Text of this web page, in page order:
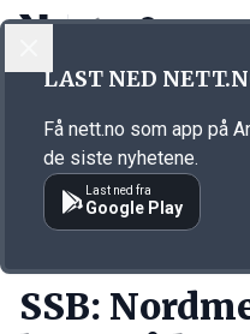
Annonsørinnhold
SSB:
LAST NED
Få nett.no som app på
de siste nyhetene.
Last ned fra
Google Play